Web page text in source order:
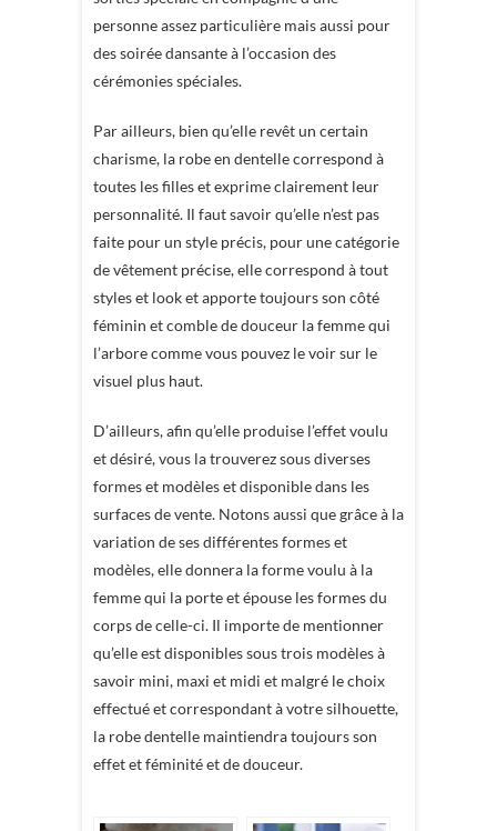
personne assez particulière mais aussi pour
des soirée dansante à l’occasion des
cérémonies spéciales.
Par ailleurs, bien qu’elle revêt un certain
charisme, la robe en dentelle correspond à
toutes les filles et exprime clairement leur
personnalité. Il faut savoir qu’elle n’est pas
faite pour un style précis, pour une catégorie
de vêtement précise, elle correspond à tout
styles et look et apporte toujours son côté
féminin et comble de douceur la femme qui
l’arbore comme vous pouvez le voir sur le
visuel plus haut.
D’ailleurs, afin qu’elle produise l’effet voulu
et désiré, vous la trouverez sous diverses
formes et modèles et disponible dans les
surfaces de vente. Notons aussi que grâce à la
variation de ses différentes formes et
modèles, elle donnera la forme voulu à la
femme qui la porte et épouse les formes du
corps de celle-ci. Il importe de mentionner
qu’elle est disponibles sous trois modèles à
savoir mini, maxi et midi et malgré le choix
effectué et correspondant à votre silhouette,
la robe dentelle maintiendra toujours son
effet et féminité et de douceur.